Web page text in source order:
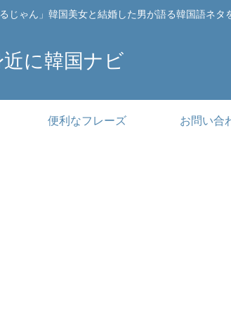
ゃん」韓国美女と結婚した男が語る韓国語ネタ
近に韓国ナビ
便利なフレーズ お問い合